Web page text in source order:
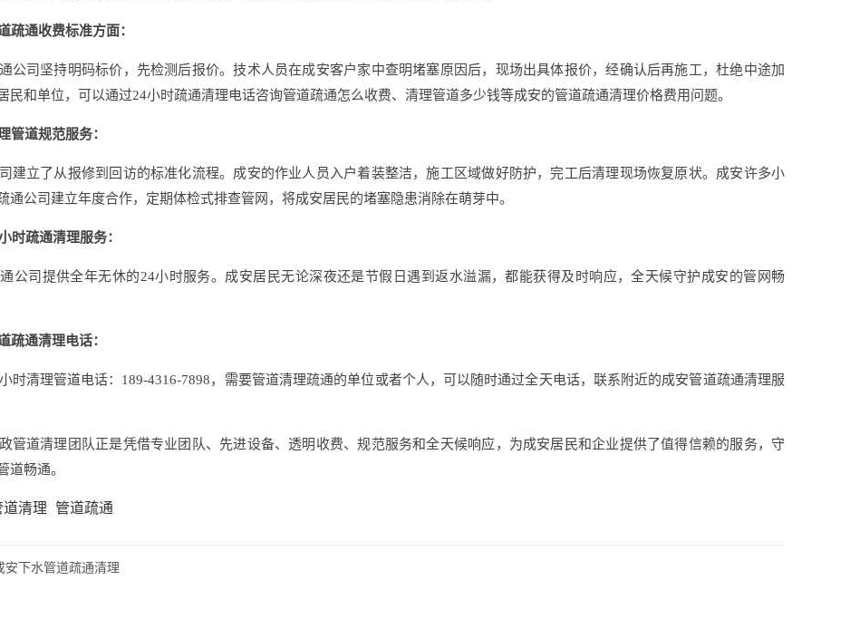
疏通收费标准方面：
公司坚持明码标价，先检测后报价。技术人员在成安客户家中查明堵塞原因后，现场出具体报价，经确认后再施工，杜绝中途加
民和单位，可以通过24小时疏通清理电话咨询管道疏通怎么收费、清理管道多少钱等成安的管道疏通清理价格费用问题。
管道规范服务：
建立了从报修到回访的标准化流程。成安的作业人员入户着装整洁，施工区域做好防护，完工后清理现场恢复原状。成安许多小
通公司建立年度合作，定期体检式排查管网，将成安居民的堵塞隐患消除在萌芽中。
时疏通清理服务：
公司提供全年无休的24小时服务。成安居民无论深夜还是节假日遇到返水溢漏，都能获得及时响应，全天候守护成安的管网畅
疏通清理电话：
时清理管道电话：189-4316-7898，需要管道清理疏通的单位或者个人，可以随时通过全天电话，联系附近的成安管道疏通清理服
管道清理团队 正是凭借专业团队、先进设备、透明收费、规范服务和全天候响应，为成安居民和企业提供了值得信赖的服务，守
道畅通。
道清理 管道疏通
安下水管道疏通清理